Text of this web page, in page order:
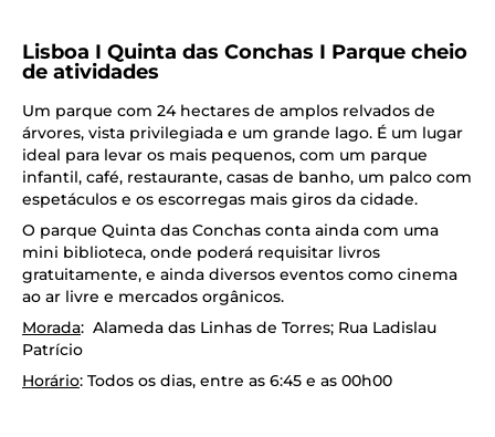
Lisboa I Quinta das Conchas I Parque cheio
de atividades
Um parque com 24 hectares de amplos relvados de
árvores, vista privilegiada e um grande lago. É um lugar
ideal para levar os mais pequenos, com um parque
infantil, café, restaurante, casas de banho, um palco com
espetáculos e os escorregas mais giros da cidade.
O parque Quinta das Conchas conta ainda com uma
mini biblioteca, onde poderá requisitar livros
gratuitamente, e ainda diversos eventos como cinema
ao ar livre e mercados orgânicos.
Morada: Alameda das Linhas de Torres; Rua Ladislau
Patrício
Horário: Todos os dias, entre as 6:45 e as 00h00